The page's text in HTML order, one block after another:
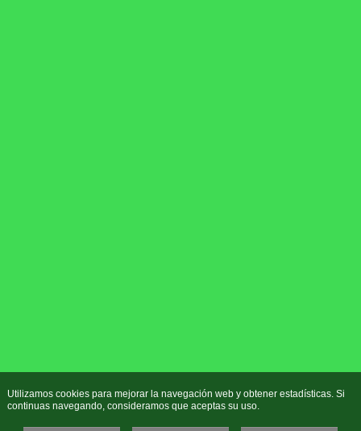
Utilizamos cookies para mejorar la navegación web y obtener estadísticas. Si
continuas navegando, consideramos que aceptas su uso.